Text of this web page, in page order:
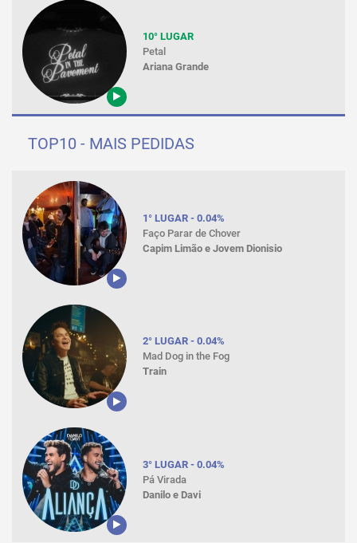
10° LUGAR
Petal
Ariana Grande
TOP10 - MAIS PEDIDAS
1° LUGAR - 0.04%
Faço Parar de Chover
Capim Limão e Jovem Dionisio
2° LUGAR - 0.04%
Mad Dog in the Fog
Train
3° LUGAR - 0.04%
Pá Virada
Danilo e Davi